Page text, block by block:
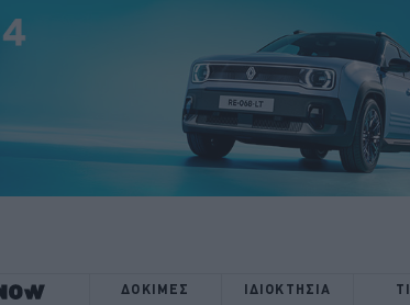
ΔΟΚΙΜΕΣ ΙΔΙΟΚΤΗΣΙΑ